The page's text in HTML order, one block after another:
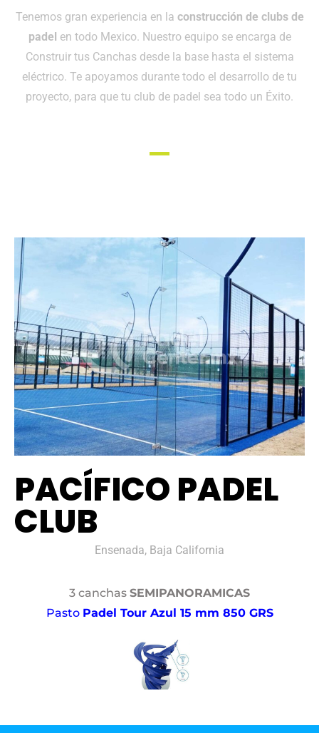
Tenemos gran experiencia en la construcción de clubs de
padel en todo Mexico. Nuestro equipo se encarga de
Construir tus Canchas desde la base hasta el sistema
eléctrico. Te apoyamos durante todo el desarrollo de tu
proyecto, para que tu club de padel sea todo un Éxito.
PACÍFICO PADEL
CLUB
Ensenada, Baja California
3 canchas SEMIPANORAMICAS
Pasto Padel Tour Azul 15 mm 850 GRS